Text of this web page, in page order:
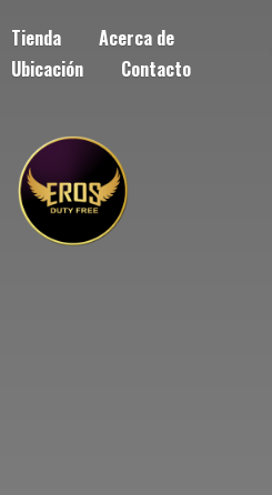
Tienda
Acerca de
Ubicación
Contacto